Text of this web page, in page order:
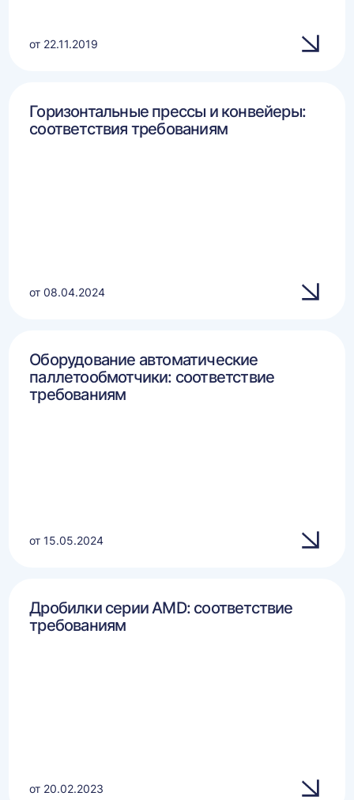
от 22.11.2019
Горизонтальные прессы и конвейеры:
соответствия требованиям
от 08.04.2024
Оборудование автоматические
паллетообмотчики: соответствие
требованиям
от 15.05.2024
Дробилки серии AMD: соответствие
требованиям
от 20.02.2023